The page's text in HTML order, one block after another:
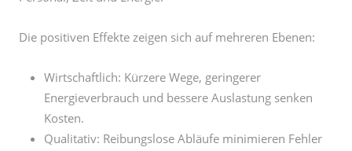
Energieverbrauch und bessere Auslastung senken
Qualitativ: Reibungslose Abläufe minimieren Fehler
und Nacharbeiten.
Ökologisch: Weniger Leerfahrten und
energieeffiziente Fahrzeuge reduzieren Emissionen.